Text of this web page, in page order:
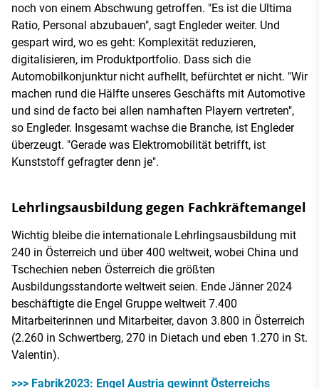
noch von einem Abschwung getroffen. "Es ist die Ultima
Ratio, Personal abzubauen", sagt Engleder weiter. Und
gespart wird, wo es geht: Komplexität reduzieren,
digitalisieren, im Produktportfolio. Dass sich die
Automobilkonjunktur nicht aufhellt, befürchtet er nicht. "Wir
machen rund die Hälfte unseres Geschäfts mit Automotive
und sind de facto bei allen namhaften Playern vertreten",
so Engleder. Insgesamt wachse die Branche, ist Engleder
überzeugt. "Gerade was Elektromobilität betrifft, ist
Kunststoff gefragter denn je".
Lehrlingsausbildung gegen Fachkräftemangel
Wichtig bleibe die internationale Lehrlingsausbildung mit
240 in Österreich und über 400 weltweit, wobei China und
Tschechien neben Österreich die größten
Ausbildungsstandorte weltweit seien. Ende Jänner 2024
beschäftigte die Engel Gruppe weltweit 7.400
Mitarbeiterinnen und Mitarbeiter, davon 3.800 in Österreich
(2.260 in Schwertberg, 270 in Dietach und eben 1.270 in St.
Valentin).
>>> Fabrik2023: Engel Austria gewinnt Österreichs